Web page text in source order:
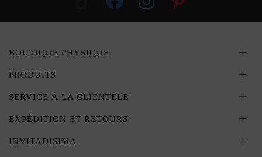
BOUTIQUE PHYSIQUE
PRODUITS
SERVICE À LA CLIENTÈLE
EXPÉDITION ET RETOURS
INVITADISIMA